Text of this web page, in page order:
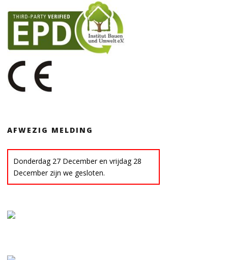
AFWEZIG MELDING
Donderdag 27 December en vrijdag 28
December zijn we gesloten.